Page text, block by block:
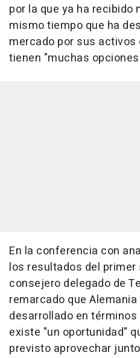
por la que ya ha recibido
mismo tiempo que ha
mercado por sus activos
tienen "muchas
En la conferencia con
los resultados del
consejero delegado de
remarcado que
desarrollado en
existe "un oportunidad"
previsto aprovechar